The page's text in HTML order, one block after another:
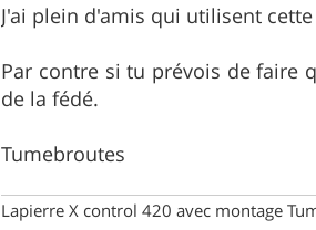
J'ai plein d'amis qui utilisent
Par contre si tu prévois de faire
de la fédé.
Tumebroutes
Lapierre X control 420 avec montage